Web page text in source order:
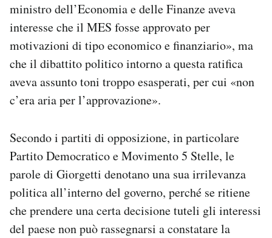
ministro dell’Economia e delle Finanze aveva
interesse che il MES fosse approvato per
motivazioni di tipo economico e finanziario», ma
che il dibattito politico intorno a questa ratifica
aveva assunto toni troppo esasperati, per cui «non
c’era aria per l’approvazione».
Secondo i partiti di opposizione, in particolare
Partito Democratico e Movimento 5 Stelle, le
parole di Giorgetti denotano una sua irrilevanza
politica all’interno del governo, perché se ritiene
che prendere una certa decisione tuteli gli interessi
del paese non può rassegnarsi a constatare la